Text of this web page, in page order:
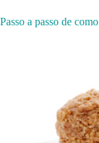
Passo a passo de